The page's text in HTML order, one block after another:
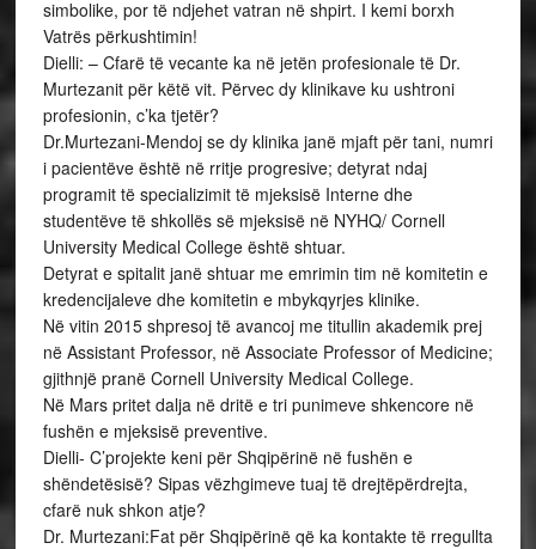
simbolike, por të ndjehet vatran në shpirt. I kemi borxh
Vatrës përkushtimin!
Dielli: – Cfarë të vecante ka në jetën profesionale të Dr.
Murtezanit për këtë vit. Përvec dy klinikave ku ushtroni
profesionin, c’ka tjetër?
Dr.Murtezani-Mendoj se dy klinika janë mjaft për tani, numri
i pacientëve është në rritje progresive; detyrat ndaj
programit të specializimit të mjeksisë Interne dhe
studentëve të shkollës së mjeksisë në NYHQ/ Cornell
University Medical College është shtuar.
Detyrat e spitalit janë shtuar me emrimin tim në komitetin e
kredencijaleve dhe komitetin e mbykqyrjes klinike.
Në vitin 2015 shpresoj të avancoj me titullin akademik prej
në Assistant Professor, në Associate Professor of Medicine;
gjithnjë pranë Cornell University Medical College.
Në Mars pritet dalja në dritë e tri punimeve shkencore në
fushën e mjeksisë preventive.
Dielli- C’projekte keni për Shqipërinë në fushën e
shëndetësisë? Sipas vëzhgimeve tuaj të drejtëpërdrejta,
cfarë nuk shkon atje?
Dr. Murtezani:Fat për Shqipërinë që ka kontakte të rregullta